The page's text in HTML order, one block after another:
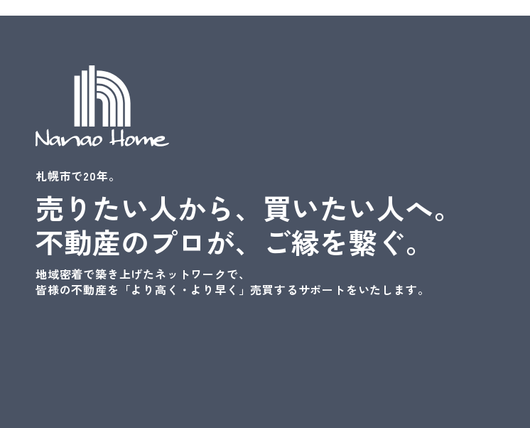
札幌市で20年。
売りたい人から、買いたい人へ。
不動産のプロが、ご縁を繋ぐ。
地域密着で築き上げたネットワークで、
皆様の不動産を 「より高く・より早く」売買するサポートをいたします。